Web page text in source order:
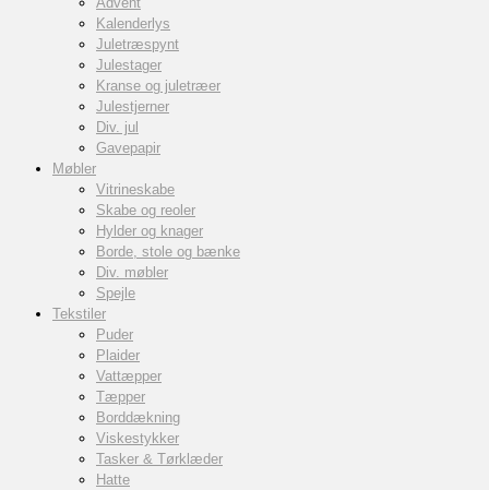
Kalenderlys
Juletræspynt
Julestager
Kranse og juletræer
Julestjerner
Div. jul
Gavepapir
Møbler
Vitrineskabe
Skabe og reoler
Hylder og knager
Borde, stole og bænke
Div. møbler
Spejle
Tekstiler
Puder
Plaider
Vattæpper
Tæpper
Borddækning
Viskestykker
Tasker & Tørklæder
Hatte